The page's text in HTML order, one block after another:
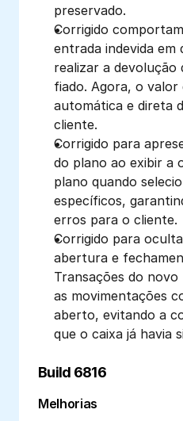
preservado.
Corrigido
entrada indevida em
realizar a devolução
fiado. Agora, o
automática e direta
cliente.
Corrigido para
do plano ao exibir a
plano quando
específicos,
erros para o cliente.
Corrigido para
abertura e
Transações do
as movimentações
aberto, evitando a
que o caixa já havia
Build 6816
Melhorias